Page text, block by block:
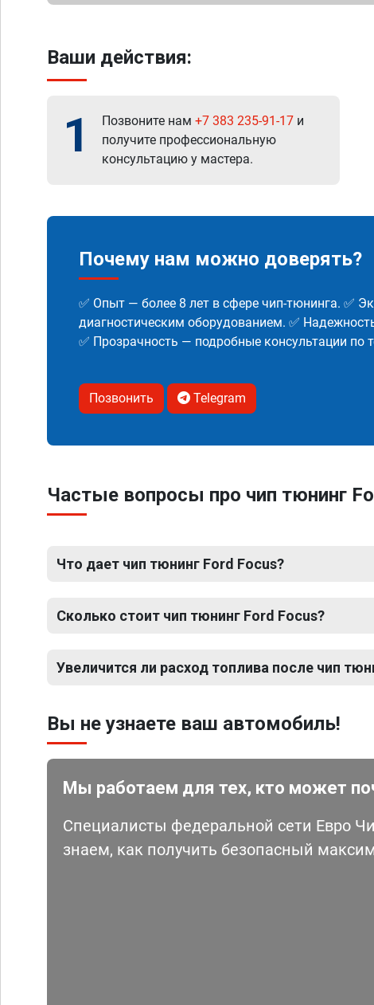
Ваши действия:
1 Позвоните нам +7 383 235-91-17 и
получите профессиональную
консультацию у мастера.
Почему нам можно доверять?
✅ Опыт — более 8 лет в сфере чип-тюнинга. ✅
диагностическим оборудованием. ✅
✅ Прозрачность — подробные консультации по
Позвонить Telegram
Частые вопросы про чип тюнинг
Что дает чип тюнинг Ford Focus?
Сколько стоит чип тюнинг Ford Focus?
Увеличится ли расход топлива после чип
Вы не узнаете ваш автомобиль!
Мы работаем для тех, кто может
Специалисты федеральной сети Евро
знаем, как получить безопасный